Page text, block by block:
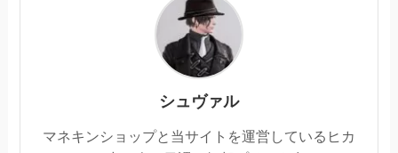
シュヴァル
マネキンショップと当サイトを運営しているヒカ